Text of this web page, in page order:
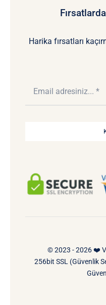
Harika fırsatları
© 2023 - 2026 ❤️
256bit SSL (Güvenlik